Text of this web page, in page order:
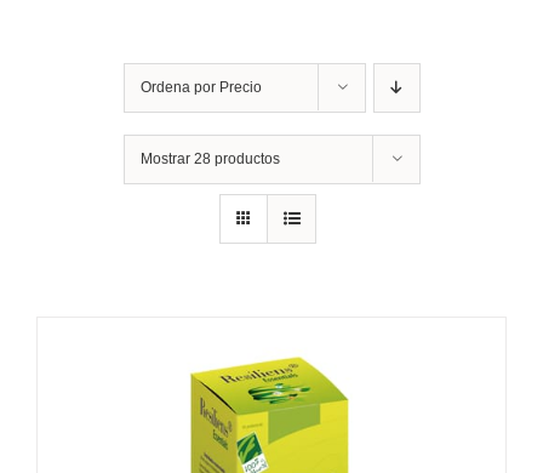
Ordena por Precio
Mostrar 28 productos